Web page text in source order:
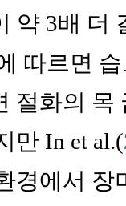
약 3배 더
따르면
절화의
만 In et al.(
경에서